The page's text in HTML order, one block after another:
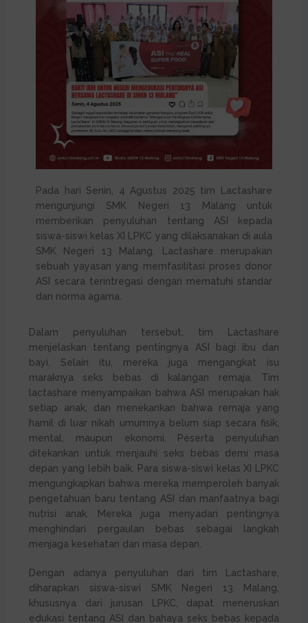
Pada hari Senin, 4 Agustus 2025 tim Lactashare
mengunjungi SMK Negeri 13 Malang untuk
memberikan penyuluhan tentang ASI kepada
siswa-siswi kelas XI LPKC yang dilaksanakan di aula
SMK Negeri 13 Malang. Lactashare merupakan
sebuah yayasan yang memfasilitasi proses donor
ASI secara terintregasi dengan mematuhi standar
dan norma agama.
Dalam penyuluhan tersebut, tim Lactashare
menjelaskan tentang pentingnya ASI bagi ibu dan
bayi. Selain itu, mereka juga mengangkat isu
maraknya seks bebas di kalangan remaja. Tim
lactashare menyampaikan bahwa ASI merupakan hak
setiap anak, dan menekankan bahwa remaja yang
hamil di luar nikah umumnya belum siap secara fisik,
mental, maupun ekonomi. Peserta penyuluhan
ditekankan untuk menjauhi seks bebas demi masa
depan yang lebih baik. Para siswa-siswi kelas XI LPKC
mengungkapkan bahwa mereka memperoleh banyak
pengetahuan baru tentang ASI dan manfaatnya bagi
nutrisi anak. Mereka juga menyadari pentingnya
menghindari pergaulan bebas sebagai langkah
menjaga kesehatan dan masa depan.
Dengan adanya penyuluhan dari tim Lactashare,
diharapkan siswa-siswi SMK Negeri 13 Malang,
khususnya dari jurusan LPKC, dapat meneruskan
edukasi tentang ASI dan bahaya seks bebas kepada